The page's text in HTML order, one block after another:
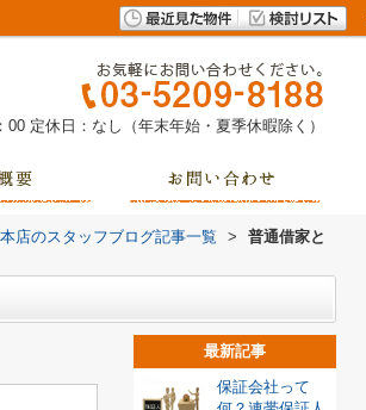
00 定休日：なし（年末年始・夏季休暇除く）
のスタッフブログ記事一覧 >
普通借家と
最新記事
保証会社って